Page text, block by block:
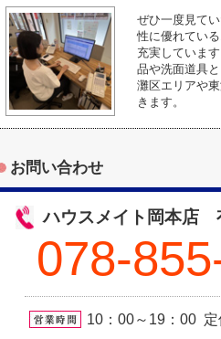
ぜひ一度見て
性に優れてい
充実していま
品や洗面道具
灘区エリアや
きます。
お問い合わせ
ハウスメイト岡本店
078-
10：00～19：00